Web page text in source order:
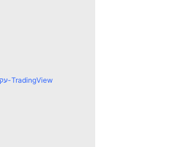
עקוב אחר כל השווקים ב-TradingView